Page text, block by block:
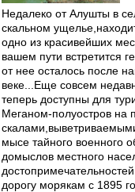
Недалеко от Алушты в
скальном
одно из красивейших
вашем пути встретится
от нее осталось после
веке...Еще совсем
теперь доступны для
Меганом-полуостров на
мысе тайного военного
домыслов местного
дорогу морякам с 1895